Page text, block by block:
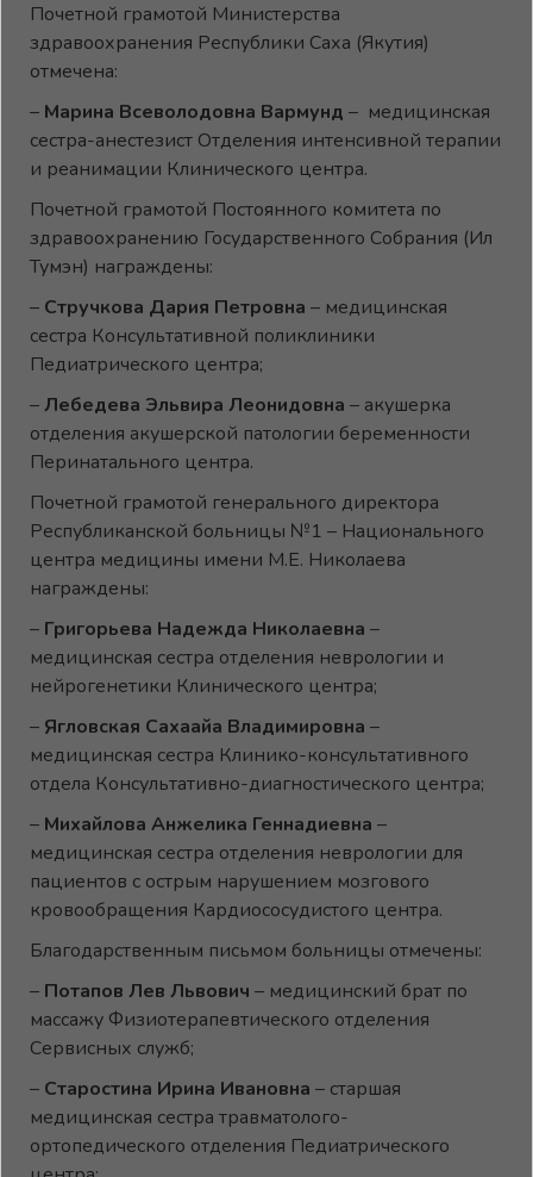
Почетной грамотой Министерства
здравоохранения Республики Саха (Якутия)
отмечена:
– Марина Всеволодовна Вармунд – медицинская
сестра-анестезист Отделения интенсивной терапии
и реанимации Клинического центра.
Почетной грамотой Постоянного комитета по
здравоохранению Государственного Собрания (Ил
Тумэн) награждены:
– Стручкова Дария Петровна – медицинская
сестра Консультативной поликлиники
Педиатрического центра;
–Лебедева Эльвира Леонидовна – акушерка
отделения акушерской патологии беременности
Перинатального центра.
Почетной грамотой генерального директора
Республиканской больницы №1 – Национального
центра медицины имени М.Е. Николаева
награждены:
– Григорьева Надежда Николаевна –
медицинская сестра отделения неврологии и
нейрогенетики Клинического центра;
– Ягловская Сахаайа Владимировна –
медицинская сестра Клинико-консультативного
отдела Консультативно-диагностического центра;
– Михайлова Анжелика Геннадиевна –
медицинская сестра отделения неврологии для
пациентов с острым нарушением мозгового
кровообращения Кардиососудистого центра.
Благодарственным письмом больницы отмечены:
– Потапов Лев Львович – медицинский брат по
массажу Физиотерапевтического отделения
Сервисных служб;
– Старостина Ирина Ивановна – старшая
медицинская сестра травматолого-
ортопедического отделения Педиатрического